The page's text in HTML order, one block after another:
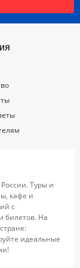
Туры и
кафе и
с
билетов. На
идеальные